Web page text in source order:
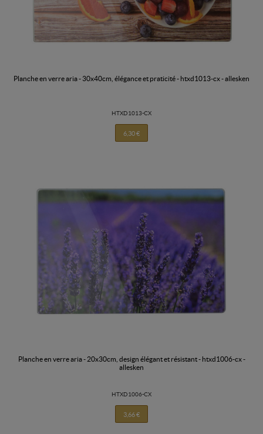
planche en verre aria - 30x40cm, élégance et praticité - htxd1013-cx - allesken
HTXD1013-CX
6,30 €
planche en verre aria - 20x30cm, design élégant et résistant - htxd1006-cx -
allesken
HTXD1006-CX
3,66 €